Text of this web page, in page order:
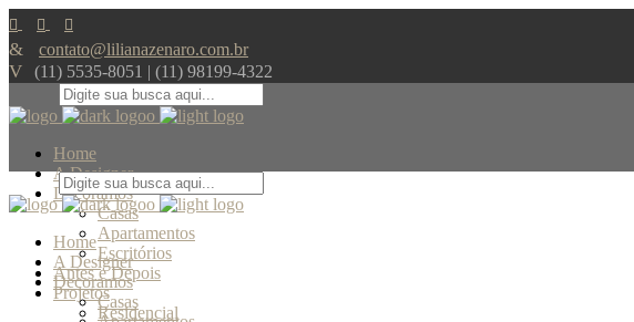
contato@lilianazenaro.com.br
(11) 5535-8051 | (11) 98199-4322
Home
A Designer
Decoramos
Casas
Apartamentos
Escritórios
Antes e Depois
Projetos
Residencial
Home
A Designer
Decoramos
Casas